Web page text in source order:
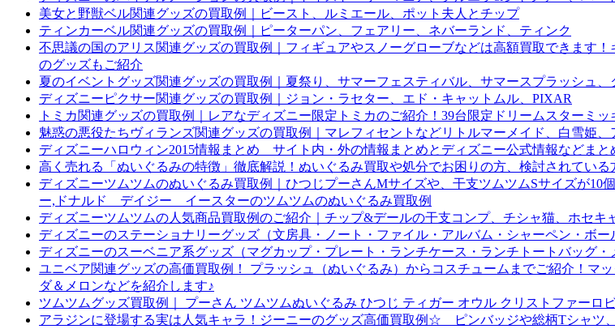
美女と野獣ベル関連グッズの買取例｜ビースト、ルミエール、ポット夫人とチップ
ティンカーベル関連グッズの買取例｜ピーターパン、フェアリー、ネバーランド、ティンク
不思議の国のアリス関連グッズの買取例｜フィギュアやスノーグローブなどは高額買取できます
のグッズもご紹介
夏のイベントグッズ関連グッズの買取例｜夏祭り、サマーフェスティバル、サマースプラッシュ
ディズニーピクサー関連グッズの買取例｜ジョン・ラセター、エド・キャットムル、PIXAR
トミカ関連グッズの買取例｜レアなディズニー限定トミカのご紹介！39台限定ドリームスターミ
魅惑の悪役たちヴィランズ関連グッズの買取例｜マレフィセントなどリトルマーメイド、白雪姫
ディズニーハロウィン2015情報まとめ サイト内・外の情報まとめとディズニー公式情報などまと
高く売れる「ぬいぐるみの特徴」徹底解説！ぬいぐるみ買取や処分でお困りの方、検討されている
ディズニーツムツムのぬいぐるみ買取例｜ひつじプーさんMサイズや、干支ツムツムSサイズが
ー,ドナルド デイジー イースターのツムツムのぬいぐるみ買取例
ディズニーツムツムの人気商品買取例のご紹介｜チップ&デールの干支コンプ、チシャ猫、ホセキ
ディズニーのステーショナリーグッズ（文房具・ノート・ファイル・アルバム・シャーペン・ボ
ディズニーのスーベニア系グッズ（マグカップ・プレート・ランチケース・ランチトートバッグ
ユニベア関連グッズの高価買取例！ プラッシュ（ぬいぐるみ）からコスチュームまでご紹介！
ダ＆メロンなどを紹介します♪
ツムツムグッズ買取例｜ プーさん ツムツムぬいぐるみ ひつじ ティガー オウル クリストファーロ
アラジンに登場する実は人気キャラ！ジーニーのグッズ高価買取例☆ ピンバッジや総柄Tシャツ